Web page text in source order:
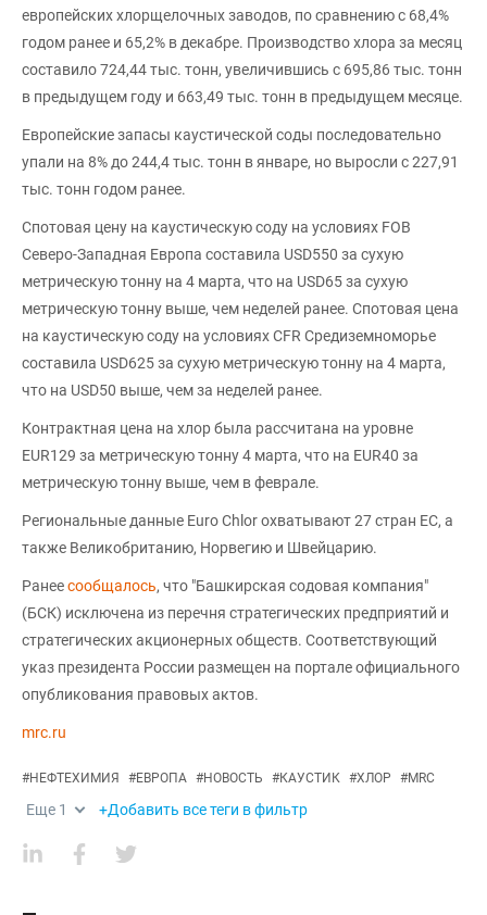
европейских хлорщелочных заводов, по сравнению с 68,4%
годом ранее и 65,2% в декабре. Производство хлора за месяц
составило 724,44 тыс. тонн, увеличившись с 695,86 тыс. тонн
в предыдущем году и 663,49 тыс. тонн в предыдущем месяце.
Европейские запасы каустической соды последовательно
упали на 8% до 244,4 тыс. тонн в январе, но выросли с 227,91
тыс. тонн годом ранее.
Спотовая цену на каустическую соду на условиях FOB
Северо-Западная Европа составила USD550 за сухую
метрическую тонну на 4 марта, что на USD65 за сухую
метрическую тонну выше, чем неделей ранее. Спотовая цена
на каустическую соду на условиях CFR Средиземноморье
составила USD625 за сухую метрическую тонну на 4 марта,
что на USD50 выше, чем за неделей ранее.
Контрактная цена на хлор была рассчитана на уровне
EUR129 за метрическую тонну 4 марта, что на EUR40 за
метрическую тонну выше, чем в феврале.
Региональные данные Euro Chlor охватывают 27 стран ЕС, а
также Великобританию, Норвегию и Швейцарию.
Ранеесообщалось, что "Башкирская содовая компания"
(БСК) исключена из перечня стратегических предприятий и
стратегических акционерных обществ. Соответствующий
указ президента России размещен на портале официального
опубликования правовых актов.
mrc.ru
#НЕФТЕХИМИЯ #ЕВРОПА #НОВОСТЬ #КАУСТИК #ХЛОР #MRC
Еще 1 +Добавить все теги в фильтр